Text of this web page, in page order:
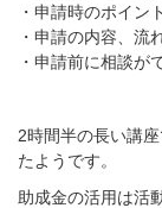
・申請時のポイン
・申請の内容、流
・申請前に相談
2時間半の長い講
たようです。
助成金の活用は活